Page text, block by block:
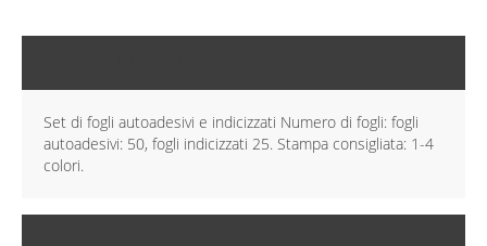
Set di fogli autoadesivi e indicizzati Numero di fogli: fogli
autoadesivi: 50, fogli indicizzati 25. Stampa consigliata: 1-4
colori.